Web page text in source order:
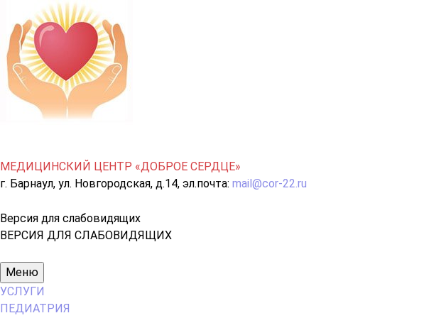
МЕДИЦИНСКИЙ ЦЕНТР «ДОБРОЕ СЕРДЦЕ»
г. Барнаул, ул. Новгородская, д.14, эл.почта: mail@cor-22.ru
Версия для слабовидящих
ВЕРСИЯ ДЛЯ СЛАБОВИДЯЩИХ
Основное
меню
Меню
УСЛУГИ
ПЕДИАТРИЯ